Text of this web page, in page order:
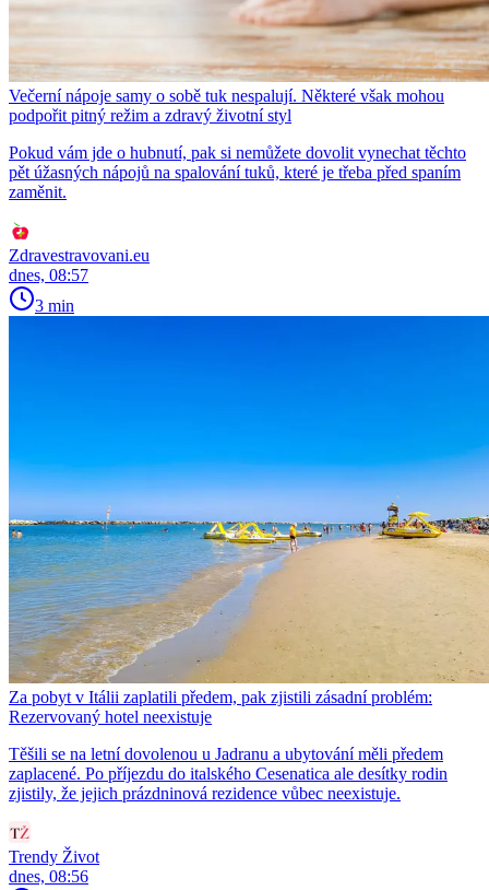
Večerní nápoje samy o sobě tuk nespalují. Některé však mohou
podpořit pitný režim a zdravý životní styl
Pokud vám jde o hubnutí, pak si nemůžete dovolit vynechat těchto
pět úžasných nápojů na spalování tuků, které je třeba před spaním
zaměnit.
Zdravestravovani.eu
dnes, 08:57
3 min
Za pobyt v Itálii zaplatili předem, pak zjistili zásadní problém:
Rezervovaný hotel neexistuje
Těšili se na letní dovolenou u Jadranu a ubytování měli předem
zaplacené. Po příjezdu do italského Cesenatica ale desítky rodin
zjistily, že jejich prázdninová rezidence vůbec neexistuje.
Trendy Život
dnes, 08:56